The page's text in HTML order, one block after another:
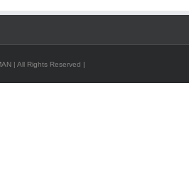
| All Rights Reserved |